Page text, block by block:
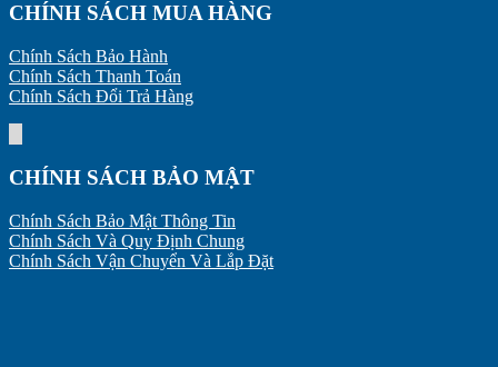
CHÍNH SÁCH MUA HÀNG
Chính Sách Bảo Hành
Chính Sách Thanh Toán
Chính Sách Đổi Trả Hàng
CHÍNH SÁCH BẢO MẬT
Chính Sách Bảo Mật Thông Tin
Chính Sách Và Quy Định Chung
Chính Sách Vận Chuyển Và Lắp Đặt